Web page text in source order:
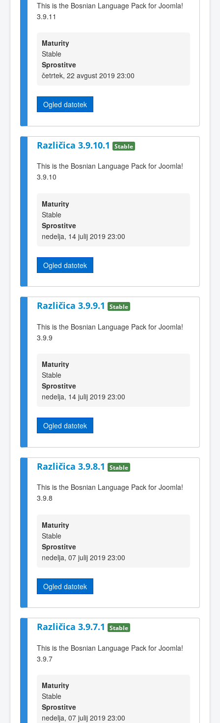
This is the Bosnian Language Pack for Joomla!
3.9.11
Maturity
Stable
Sprostitve
četrtek, 22 avgust 2019 23:00
Ogled datotek
Različica 3.9.10.1 Stable
This is the Bosnian Language Pack for Joomla!
3.9.10
Maturity
Stable
Sprostitve
nedelja, 14 julij 2019 23:00
Ogled datotek
Različica 3.9.9.1 Stable
This is the Bosnian Language Pack for Joomla!
3.9.9
Maturity
Stable
Sprostitve
nedelja, 14 julij 2019 23:00
Ogled datotek
Različica 3.9.8.1 Stable
This is the Bosnian Language Pack for Joomla!
3.9.8
Maturity
Stable
Sprostitve
nedelja, 07 julij 2019 23:00
Ogled datotek
Različica 3.9.7.1 Stable
This is the Bosnian Language Pack for Joomla!
3.9.7
Maturity
Stable
Sprostitve
nedelja, 07 julij 2019 23:00